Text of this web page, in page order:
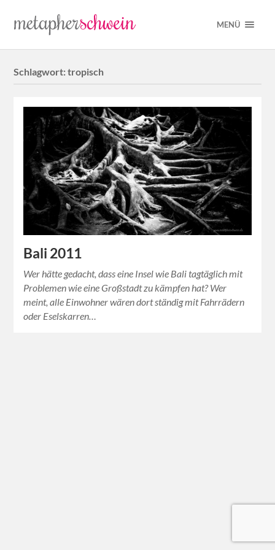
MENÜ
Schlagwort:tropisch
Bali 2011
Wer hätte gedacht, dass eine Insel wie Bali tagtäglich mit
Problemen wie eine Großstadt zu kämpfen hat? Wer
meint, alle Einwohner wären dort ständig mit Fahrrädern
oder Eselskarren…